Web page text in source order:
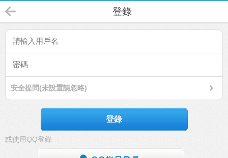
登錄
安全提問(未設置請忽略)
登錄
或使用QQ登錄